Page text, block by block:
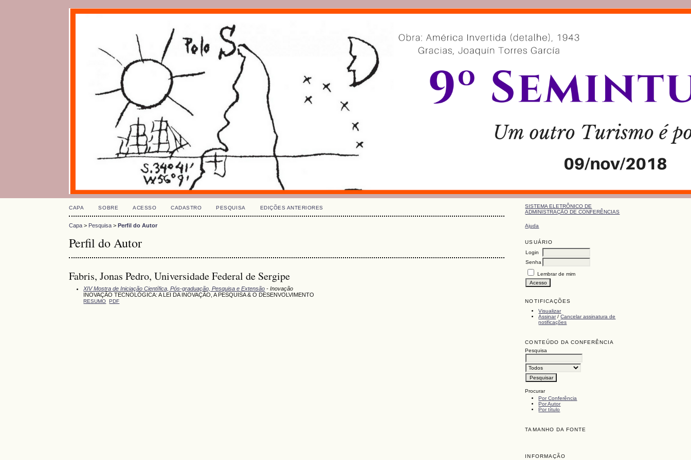
SISTEMA ELETRÔNICO DE
ADMINISTRAÇÃO DE CONFERÊNCIAS
Ajuda
USUÁRIO
Login
Senha
Lembrar de mim
NOTIFICAÇÕES
Visualizar
Assinar/Cancelar assinatura de
notificações
CONTEÚDO DA CONFERÊNCIA
Pesquisa
Procurar
Por Conferência
Por Autor
Por título
TAMANHO DA FONTE
INFORMAÇÃO
CAPA SOBRE ACESSO CADASTRO PESQUISA EDIÇÕES ANTERIORES
Capa > Pesquisa >Perfil do Autor
Perfil do Autor
Fabris, Jonas Pedro, Universidade Federal de Sergipe
XIV Mostra de Iniciação Científica, Pós-graduação, Pesquisa e Extensão - Inovação
INOVAÇÃO TECNOLÓGICA: A LEI DA INOVAÇÃO, A PESQUISA & O DESENVOLVIMENTO
RESUMO PDF